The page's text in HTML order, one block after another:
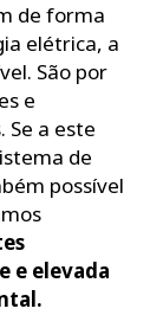
de forma
elétrica, a
São por
e
a este
de
possível
e elevada